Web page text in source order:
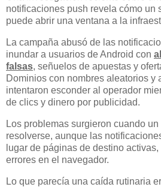
notificaciones push revela cómo un
puede abrir una ventana a la
La campaña abusó de las
inundar a usuarios de Android con
falsas, señuelos de apuestas y
Dominios con nombres aleatorios y
intentaron esconder al operador
de clics y dinero por publicidad.
Los problemas surgieron cuando
resolverse, aunque las
lugar de páginas de destino
errores en el navegador.
Lo que parecía una caída rutinaria